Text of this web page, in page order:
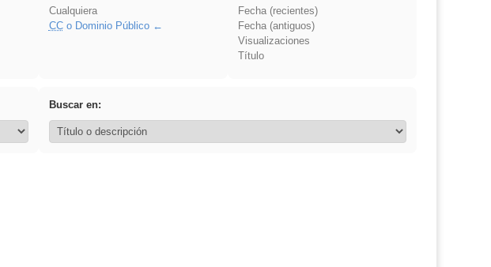
Cualquiera
CCo Dominio Público
Fecha (recientes)
Fecha (antiguos)
Visualizaciones
Título
Buscar en: